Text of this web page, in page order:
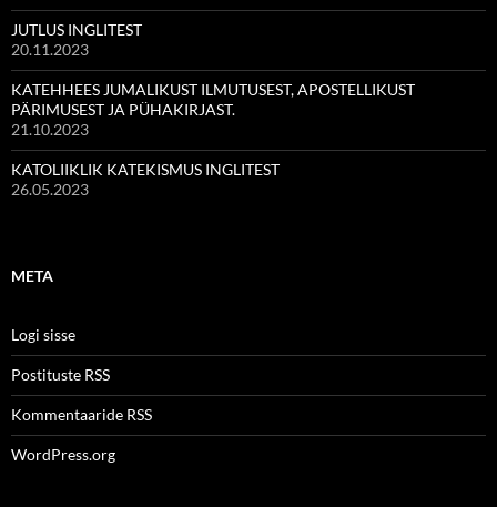
JUTLUS INGLITEST
20.11.2023
KATEHHEES JUMALIKUST ILMUTUSEST, APOSTELLIKUST
PÄRIMUSEST JA PÜHAKIRJAST.
21.10.2023
KATOLIIKLIK KATEKISMUS INGLITEST
26.05.2023
META
Logi sisse
Postituste RSS
Kommentaaride RSS
WordPress.org